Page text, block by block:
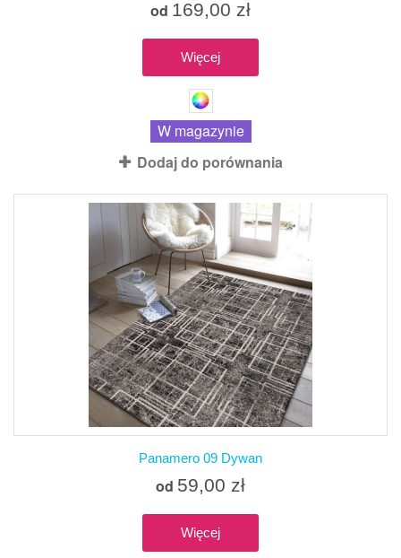
od 169,00 zł
Więcej
W magazynie
Dodaj do porównania
Panamero 09 Dywan
od 59,00 zł
Więcej